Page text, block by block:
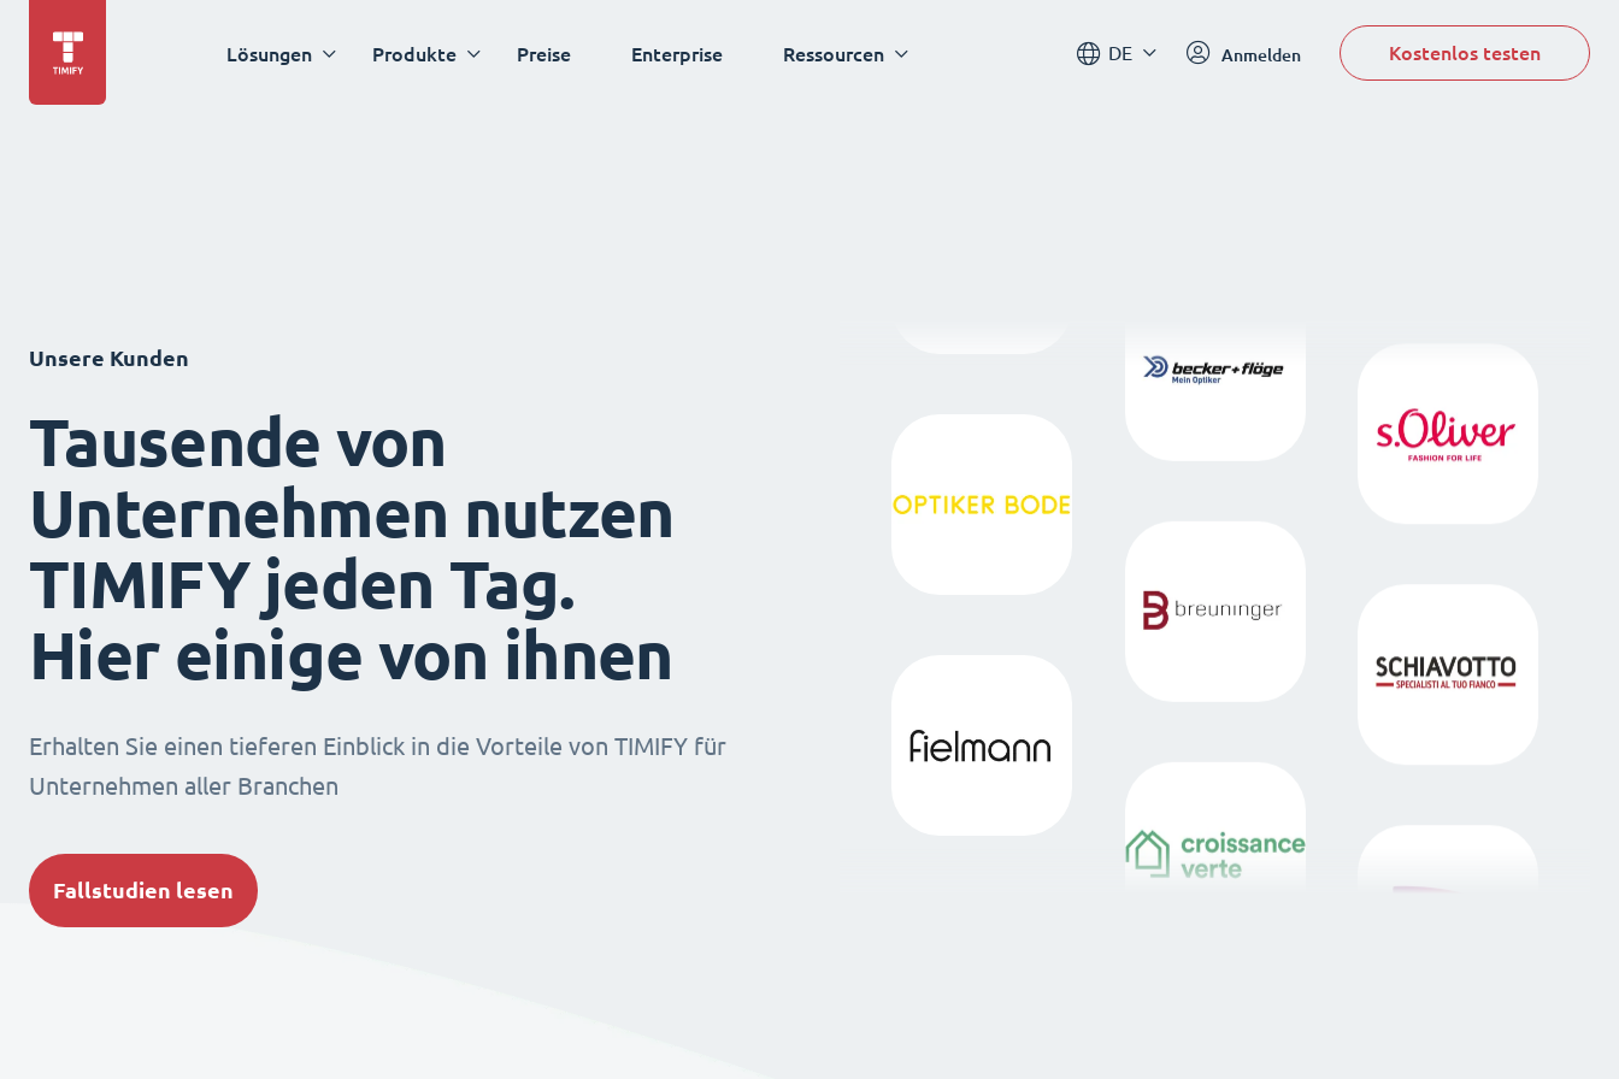
Lösungen Produkte Preise Enterprise Ressourcen DE Anmelden Kostenlos testen
Unsere Kunden
Tausende von
Unternehmen nutzen
TIMIFY jeden Tag.
Hier einige von ihnen
Erhalten Sie einen tieferen Einblick in die Vorteile von TIMIFY für
Unternehmen aller Branchen
Fallstudien lesen